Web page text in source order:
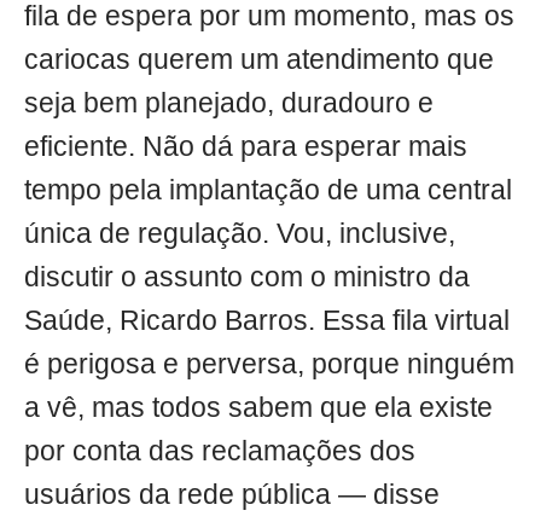
fila de espera por um momento, mas os
cariocas querem um atendimento que
seja bem planejado, duradouro e
eficiente. Não dá para esperar mais
tempo pela implantação de uma central
única de regulação. Vou, inclusive,
discutir o assunto com o ministro da
Saúde, Ricardo Barros. Essa fila virtual
é perigosa e perversa, porque ninguém
a vê, mas todos sabem que ela existe
por conta das reclamações dos
usuários da rede pública — disse